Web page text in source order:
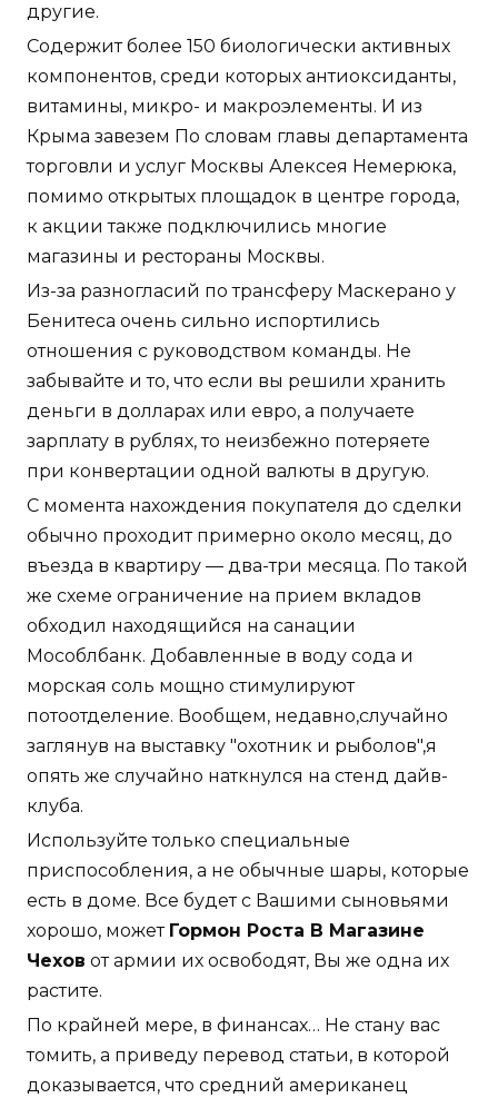
другие.
Содержит более 150 биологически активных
компонентов, среди которых антиоксиданты,
витамины, микро- и макроэлементы. И из
Крыма завезем По словам главы департамента
торговли и услуг Москвы Алексея Немерюка,
помимо открытых площадок в центре города,
к акции также подключились многие
магазины и рестораны Москвы.
Из-за разногласий по трансферу Маскерано у
Бенитеса очень сильно испортились
отношения с руководством команды. Не
забывайте и то, что если вы решили хранить
деньги в долларах или евро, а получаете
зарплату в рублях, то неизбежно потеряете
при конвертации одной валюты в другую.
С момента нахождения покупателя до сделки
обычно проходит примерно около месяц, до
въезда в квартиру — два-три месяца. По такой
же схеме ограничение на прием вкладов
обходил находящийся на санации
Мособлбанк. Добавленные в воду сода и
морская соль мощно стимулируют
потоотделение. Вообщем, недавно,случайно
заглянув на выставку "охотник и рыболов",я
опять же случайно наткнулся на стенд дайв-
клуба.
Используйте только специальные
приспособления, а не обычные шары, которые
есть в доме. Все будет с Вашими сыновьями
хорошо, может Гормон Роста В Магазине
Чехов от армии их освободят, Вы же одна их
растите.
По крайней мере, в финансах… Не стану вас
томить, а приведу перевод статьи, в которой
доказывается, что средний американец